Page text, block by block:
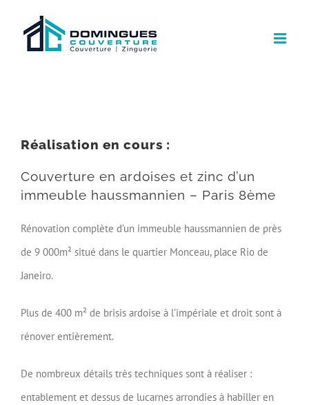
Réalisation en cours :
Couverture en ardoises et zinc d’un
immeuble haussmannien – Paris 8ème
Rénovation complète d’un immeuble haussmannien de près
de 9 000m² situé dans le quartier Monceau, place Rio de
Janeiro.
Plus de 400 m² de brisis ardoise à l’impériale et droit sont à
rénover entièrement.
De nombreux détails très techniques sont à réaliser :
entablement et dessus de lucarnes arrondies à habiller en